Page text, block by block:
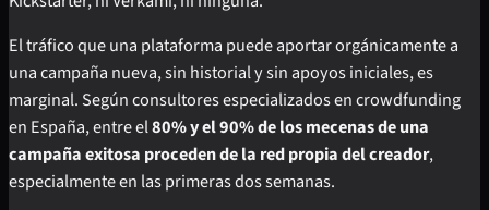
El tráfico que una plataforma puede aportar orgánicamente a
una campaña nueva, sin historial y sin apoyos iniciales, es
marginal. Según consultores especializados en crowdfunding
en España, entre el80% y el 90% de los mecenas de una
campaña exitosa proceden de la red propia del creador,
especialmente en las primeras dos semanas.